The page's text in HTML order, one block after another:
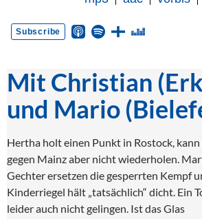
Mit Christian
und Mario
Hertha holt einen Punkt in Rostock,
gegen Mainz aber nicht wiederholen.
Gechter ersetzen die gesperrten Kempf
Kinderriegel hält „tatsächlich“ dicht. Ein
leider auch nicht gelingen. Ist das Glas